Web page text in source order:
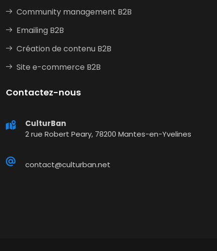
Community management B2B
Emailing B2B
Création de contenu B2B
Site e-commerce B2B
Contactez-nous
CulturBan
2 rue Robert Peary, 78200 Mantes-en-Yvelines
contact@culturban.net